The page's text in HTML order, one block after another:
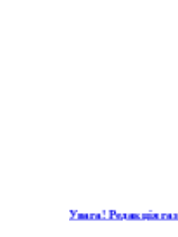
Увага! Редакція